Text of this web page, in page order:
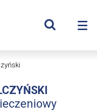
Wyświetl